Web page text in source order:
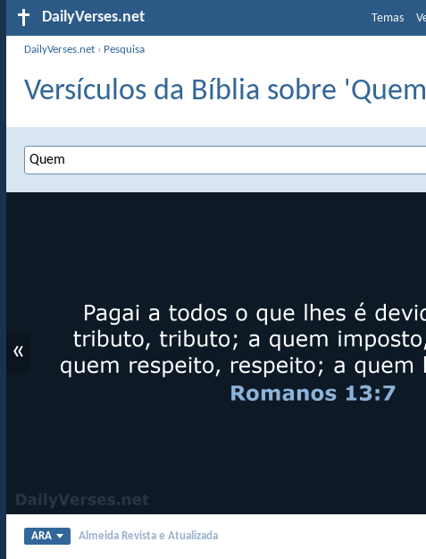
DailyVerses.net Temas
DailyVerses.net › Pesquisa
Versículos da Bíblia sobre
«
ARA Almeida Revista e Atualizada